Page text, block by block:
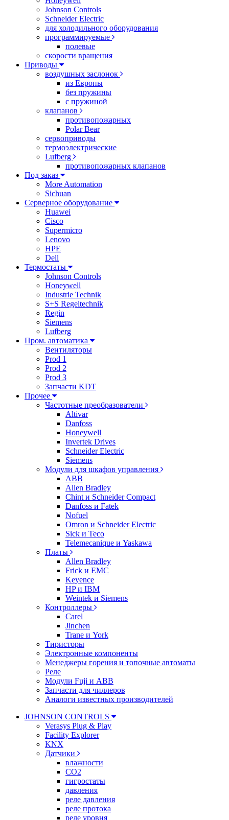
Johnson Controls
Schneider Electric
для холодильного оборудования
программируемые
полевые
скорости вращения
Приводы
воздушных заслонок
из Европы
без пружины
с пружиной
клапанов
противопожарных
Polar Bear
сервоприводы
термоэлектрические
Lufberg
противопожарных клапанов
Под заказ
More Automation
Sichuan
Серверное оборудование
Huawei
Cisco
Supermicro
Lenovo
HPE
Dell
Термостаты
Johnson Controls
Honeywell
Industrie Technik
S+S Regeltechnik
Regin
Siemens
Lufberg
Пром. автоматика
Вентиляторы
Prod 1
Prod 2
Prod 3
Запчасти KDT
Прочее
Частотные преобразователи
Altivar
Danfoss
Honeywell
Invertek Drives
Schneider Electric
Siemens
Модули для шкафов управления
ABB
Allen Bradley
Chint и Schneider Compact
Danfoss и Fatek
Nofuel
Omron и Schneider Electric
Sick и Teco
Telemecanique и Yaskawa
Платы
Allen Bradley
Frick и EMC
Keyence
HP и IBM
Weintek и Siemens
Контроллеры
Carel
Jinchen
Trane и York
Тиристоры
Электронные компоненты
Менеджеры горения и топочные автоматы
Реле
Модули Fuji и ABB
Запчасти для чиллеров
Аналоги известных производителей
JOHNSON CONTROLS
Verasys Plug & Play
Facility Explorer
KNX
Датчики
влажности
CO2
гигростаты
давления
реле давления
реле протока
реле уровня